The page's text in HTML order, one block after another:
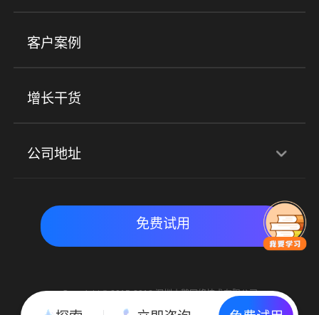
心理机构
实时私域带货 数字化运营
小程序商城 ERP 企微SCRM
社群圈子
客户案例
增长干货
公司地址
北京地址：北京市朝阳区朝外大街乙6号23层
免费试用
Copyright © 2015-2018 深圳小鹅网络技术有限公司
All Rights Reserved. 粤ICP备15020529号